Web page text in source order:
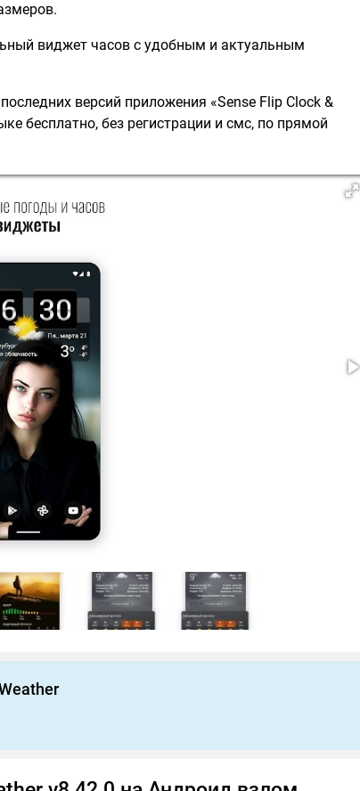
виджет часов с удобным и актуальным
версий приложения «Sense Flip Clock &
бесплатно, без регистрации и смс, по прямой